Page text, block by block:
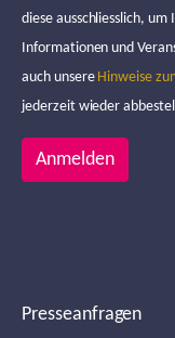
diese ausschliesslich,
Informationen und
auch unsere Hinweise
jederzeit wieder
Anmelden
Presseanfragen